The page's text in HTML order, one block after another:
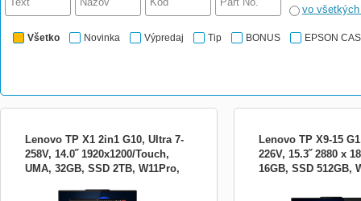
vo
Všetko Novinka Výpredaj Tip BONUS EPSON
Lenovo TP X1 2in1 G10, Ultra 7-
258V, 14.0˝ 1920x1200/Touch,
UMA, 32GB, SSD 2TB, W11Pro,
21NU002CCK
Intel® Core™ Ultra 7 258V (LPE-cores up
Lenovo TP X9-15
226V, 15.3˝ 2880 x
16GB, SSD 512GB,